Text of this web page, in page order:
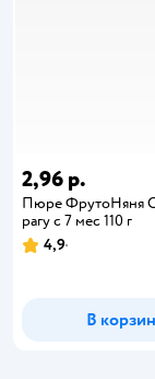
2,96 р.
Пюре ФрутоНяня
рагу с 7 мес 110 г
4,9
В